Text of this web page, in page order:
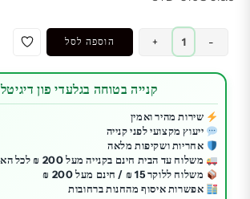
-
כמות
של
כיסוי
Otterbox
ל
iPhone
13
דגם
+ הוספה לסל
קנייה בטוחה בגלעדי פון דיגיטל
שירות מהיר ואמין
ייעוץ מקצועי לפני קנייה
אחריות ושקיפות מלאה
משלוח עד הבית חינם בקנייה מעל 200 ₪ לכל הארץ
משלוח ללוקר 15 ₪ / חינם מעל 200 ₪
אפשרות איסוף מהחנות ברחובות